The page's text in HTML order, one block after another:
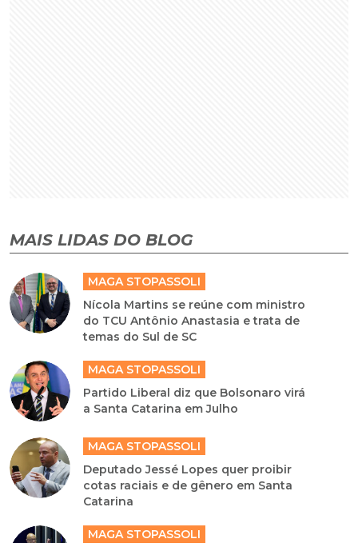
MAIS LIDAS DO BLOG
MAGA STOPASSOLI
Nícola Martins se reúne com ministro
do TCU Antônio Anastasia e trata de
temas do Sul de SC
MAGA STOPASSOLI
Partido Liberal diz que Bolsonaro virá
a Santa Catarina em Julho
MAGA STOPASSOLI
Deputado Jessé Lopes quer proibir
cotas raciais e de gênero em Santa
Catarina
MAGA STOPASSOLI